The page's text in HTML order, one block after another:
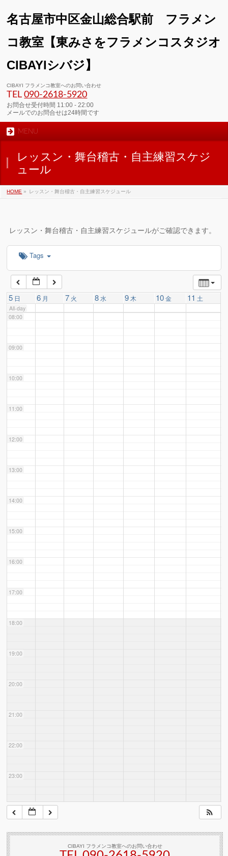
名古屋市中区金山総合駅前 フラメン
コ教室【東みさをフラメンコスタジオ
CIBAYIシバジ】
CIBAYI フラメンコ教室へのお問い合わせ
TEL090-2618‐5920
お問合せ受付時間 11:00 - 22:00
メールでのお問合せは24時間です
MENU
レッスン・舞台稽古・自主練習スケジ
ュール
HOME » レッスン・舞台稽古・自主練習スケジュール
レッスン・舞台稽古・自主練習スケジュールがご確認できます。
Tags
5 日 6 月 7 火 8水 9 木 10金 11 土
All-day
01:00
02:00
03:00
04:00
06:00
07:00
08:00
09:00
10:00
11:00
12:00
13:00
14:00
15:00
16:00
17:00
18:00
19:00
20:00
21:00
22:00
23:00
CIBAYI フラメンコ教室へのお問い合わせ